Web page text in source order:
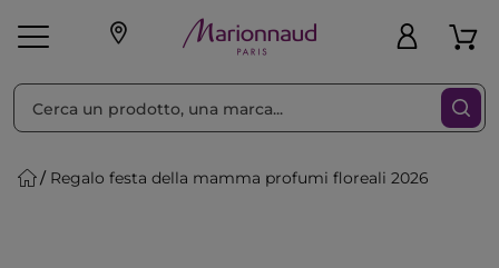
Make-up Profumi
Regalo festa della mamma profumi floreali 2026
Ordina per Filtra